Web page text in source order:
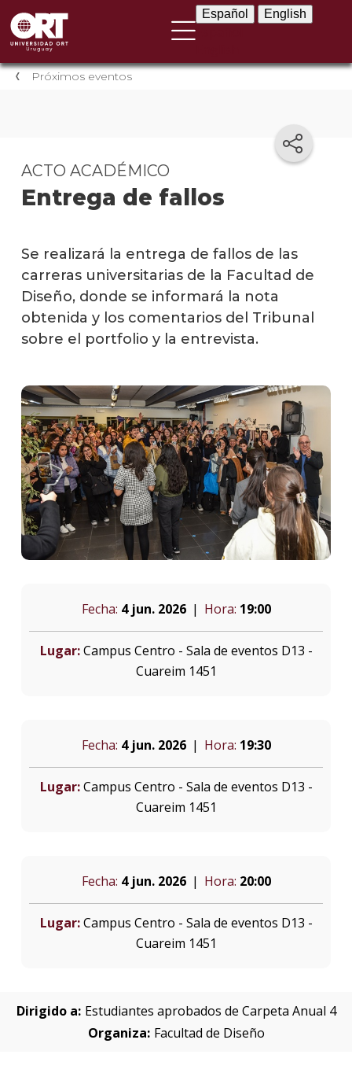
Español English
Próximos eventos
Entrega de fallos
ACTO ACADÉMICO
Se realizará la entrega de fallos de las
carreras universitarias de la Facultad de
Diseño, donde se informará la nota
obtenida y los comentarios del Tribunal
sobre el portfolio y la entrevista.
Fecha: 4 jun. 2026 Hora: 19:00
Lugar: Campus Centro - Sala de eventos D13 -
Cuareim 1451
Fecha: 4 jun. 2026 Hora: 19:30
Lugar: Campus Centro - Sala de eventos D13 -
Cuareim 1451
Fecha: 4 jun. 2026 Hora: 20:00
Lugar: Campus Centro - Sala de eventos D13 -
Cuareim 1451
Dirigido a: Estudiantes aprobados de Carpeta Anual 4
Organiza: Facultad de Diseño